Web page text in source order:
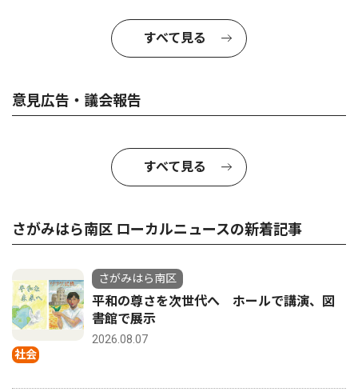
すべて見る
意見広告・議会報告
すべて見る
さがみはら南区 ローカルニュースの新着記事
社会
さがみはら南区
平和の尊さを次世代へ ホールで講演、図
書館で展示
2026.08.07